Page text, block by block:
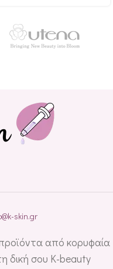
skin.gr
από κορυφαία
δική σου K-beauty